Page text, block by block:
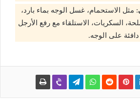
: مثل الاستحمام، غسل الوجه بماء بارد،
السكريات، الاستلقاء مع رفع الأرجل
على الوجه.